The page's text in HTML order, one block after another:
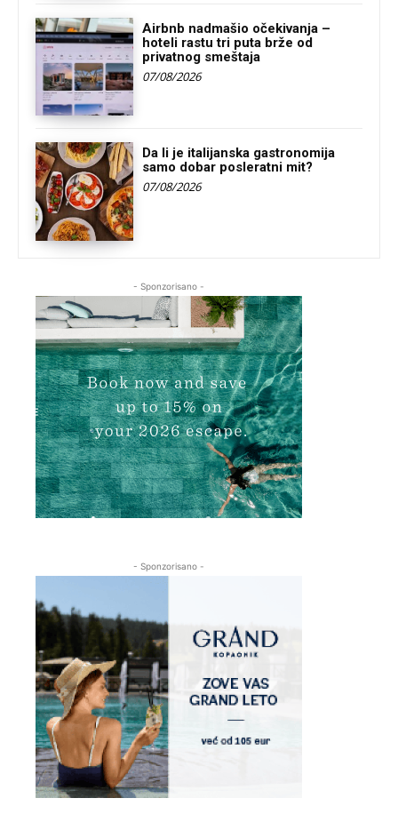
Airbnb nadmašio očekivanja –
hoteli rastu tri puta brže od
privatnog smeštaja
07/08/2026
Da li je italijanska gastronomija
samo dobar posleratni mit?
07/08/2026
- Sponzorisano -
- Sponzorisano -